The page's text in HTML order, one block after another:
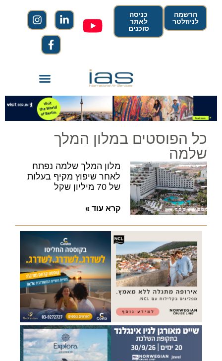
הרשמה
לניוזלטר
כניסה
לאתר
סוכנים
כל הפוסטים במלון המלך
שלמה
מלון המלך שלמה נפתח
לאחר שיפוץ מקיף בעלות
של 70 מיליון שקל
קרא עוד »